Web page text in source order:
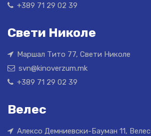
+389 71 29 02 39
Свети Николе
Маршал Тито 77, Свети Николе
svn@kinoverzum.mk
+389 71 29 02 39
Велес
Алексо Демниевски-Бауман 11, Велес